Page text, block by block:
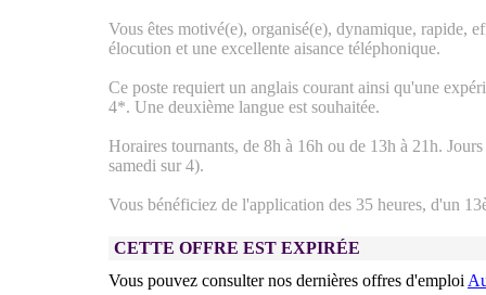
Vous êtes motivé(e), organisé(e), dynamique, rapide,
élocution et une excellente aisance téléphonique.
Ce poste requiert un anglais courant ainsi qu'une
4*. Une deuxième langue est souhaitée.
Horaires tournants, de 8h à 16h ou de 13h à 21h.
samedi sur 4).
Vous bénéficiez de l'application des 35 heures, d'un
CETTE OFFRE EST EXPIRÉE
Vous pouvez consulter nos dernières offres d'emploi